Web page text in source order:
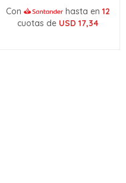
Con hasta en 12
cuotas de USD 17,34